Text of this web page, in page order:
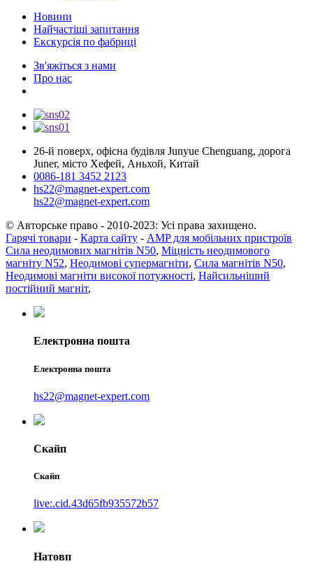
Новини
Найчастіші запитання
Екскурсія по фабриці
Зв'яжіться з нами
Про нас
26-й поверх, офісна будівля Junyue Chenguang, дорога
Juner, місто Хефей, Аньхой, Китай
0086-181 3452 2123
hs22@magnet-expert.com
hs22@magnet-expert.com
© Авторське право - 2010-2023: Усі права захищено.
Гарячі товари - Карта сайту - AMP для мобільних пристроїв
Сила неодимових магнітів N50, Міцність неодимового
магніту N52, Неодимові супермагніти, Сила магнітів N50,
Неодимові магніти високої потужності, Найсильніший
постійний магніт,
Електронна пошта
Електронна пошта
hs22@magnet-expert.com
Скайп
Скайп
live:.cid.43d65fb935572b57
Натовп